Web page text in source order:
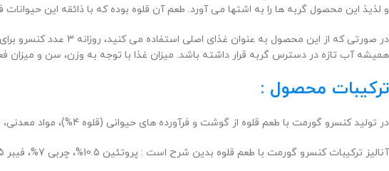
و لذیذ این محصول گربه ها را به اشتها می آورد. طعم آن قلوه بوده که با ذائقه این حیوانات
همیشه آب تازه در دسترس گربه قرار داشته باشد. میزان غذا با توجه به وزن، سن و میزان
ترکیبات محصول :
در تولید کنسرو گورمت با طعم قلوه از گوشت و فرآورده های حیوانی (قلوه 4%)، مواد معدنی، محصولات جانبی گیاهی، قندهای مختلف
آنالیز ترکیبات کنسرو گورمت با طعم قلوه بدین شرح است : پروتئین 10.5%، چربی 7%، فیبر 0.05%، مواد معدنی 3.2%، رطوبت 77%.